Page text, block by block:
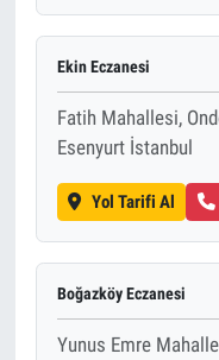
Ekin Eczanesi
Fatih Mahallesi,
Esenyurt İstanbul
Yol Tarifi Al
Boğazköy Eczanesi
Yunus Emre